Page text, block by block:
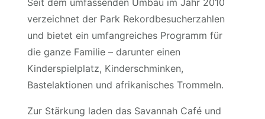
Seit dem umfassenden Umbau im Jahr 2010
verzeichnet der Park Rekordbesucherzahlen
und bietet ein umfangreiches Programm für
die ganze Familie – darunter einen
Kinderspielplatz, Kinderschminken,
Bastelaktionen und afrikanisches Trommeln.
Zur Stärkung laden das Savannah Café und